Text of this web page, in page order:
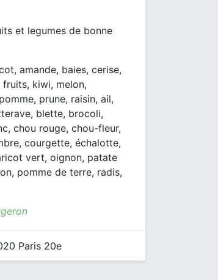
et legumes de bonne
amande, baies, cerise,
kiwi, melon,
prune, raisin, ail,
blette, brocoli,
chou rouge, chou-fleur,
courgette, échalotte,
vert, oignon, patate
pomme de terre, radis,
Paris 20e